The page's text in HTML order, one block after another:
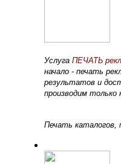
Услуга ПЕЧАТЬ
начало - печать
результатов и
производим только
Печать каталогов,